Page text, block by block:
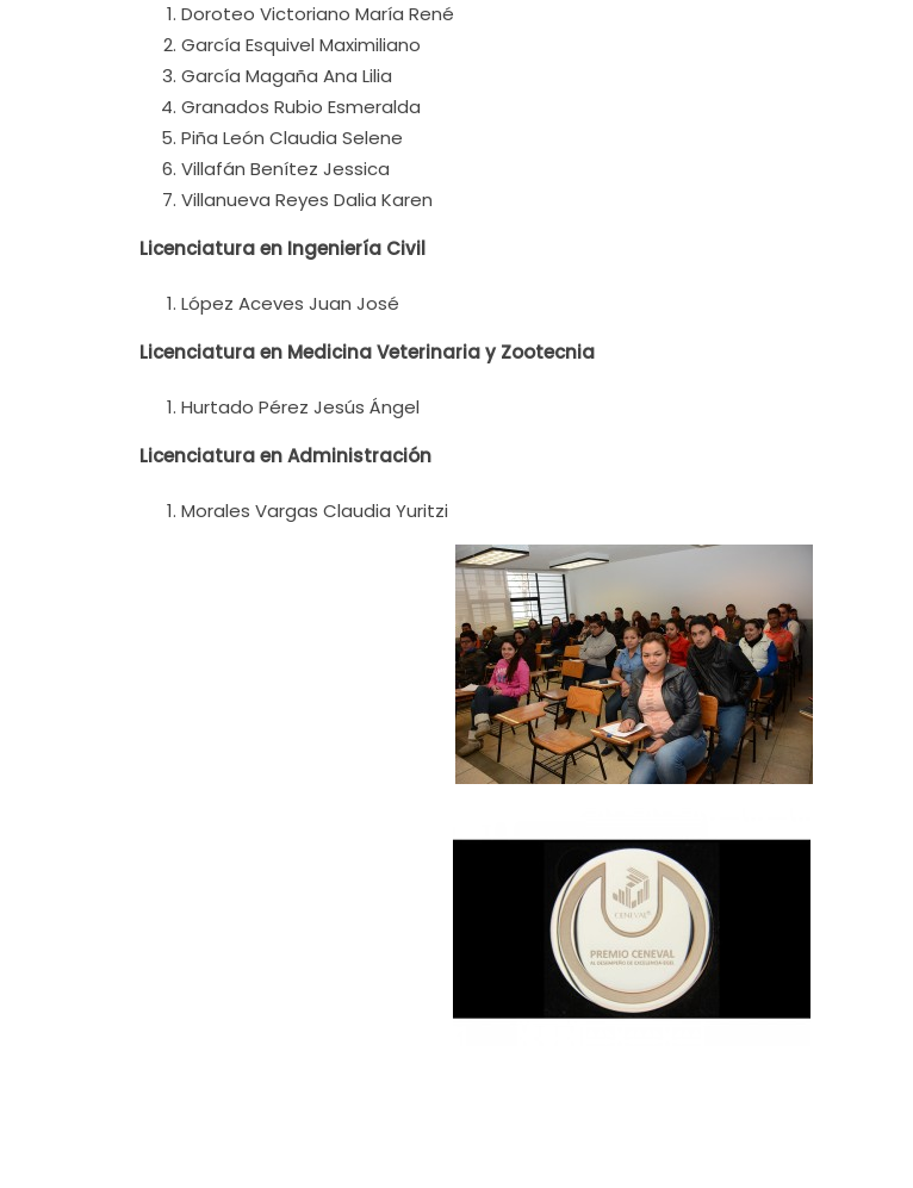
Doroteo Victoriano María René
García Esquivel Maximiliano
García Magaña Ana Lilia
Granados Rubio Esmeralda
Piña León Claudia Selene
Villafán Benítez Jessica
Villanueva Reyes Dalia Karen
Licenciatura en Ingeniería Civil
López Aceves Juan José
Licenciatura en Medicina Veterinaria y Zootecnia
Hurtado Pérez Jesús Ángel
Licenciatura en Administración
Morales Vargas Claudia Yuritzi